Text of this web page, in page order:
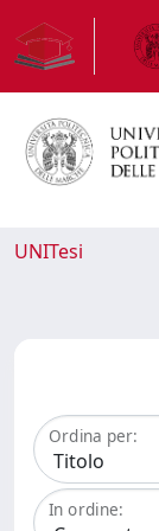
UNITesi
Ordina per:
In ordine: